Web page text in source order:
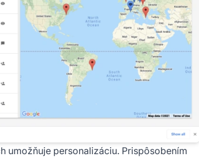
umožňuje personalizáciu. Prispôsobením